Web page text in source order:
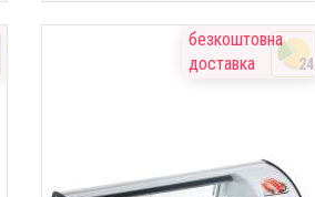
безкоштовна
доставка
24